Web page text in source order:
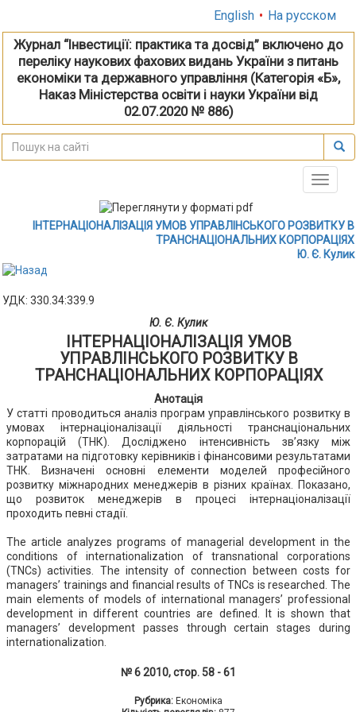
English • На русском
Журнал “Інвестиції: практика та досвід” включено до
переліку наукових фахових видань України з питань
економіки та державного управління (Категорія «Б»,
Наказ Міністерства освіти і науки України від
02.07.2020 № 886)
Toggle
ІНТЕРНАЦІОНАЛІЗАЦІЯ УМОВ УПРАВЛІНСЬКОГО РОЗВИТКУ В
ТРАНСНАЦІОНАЛЬНИХ КОРПОРАЦІЯХ
Ю. Є. Кулик
УДК: 330.34:339.9
Ю. Є. Кулик
ІНТЕРНАЦІОНАЛІЗАЦІЯ УМОВ
УПРАВЛІНСЬКОГО РОЗВИТКУ В
ТРАНСНАЦІОНАЛЬНИХ КОРПОРАЦІЯХ
Анотація
У статті проводиться аналіз програм управлінського розвитку в
умовах інтернаціоналізації діяльності транснаціональних
корпорацій (ТНК). Досліджено інтенсивність зв’язку між
затратами на підготовку керівників і фінансовими результатами
ТНК. Визначені основні елементи моделей професійного
розвитку міжнародних менеджерів в різних країнах. Показано,
що розвиток менеджерів в процесі інтернаціоналізації
проходить певні стадії.
The article analyzes programs of managerial development in the
conditions of internationalization of transnational corporations
(TNCs) activities. The intensity of connection between costs for
managers’ trainings and financial results of TNCs is researched. The
main elements of models of international managers’ professional
development in different countries are defined. It is shown that
managers’ development passes through certain stages during
internationalization.
№ 6 2010, стор. 58 - 61
Рубрика: Економіка